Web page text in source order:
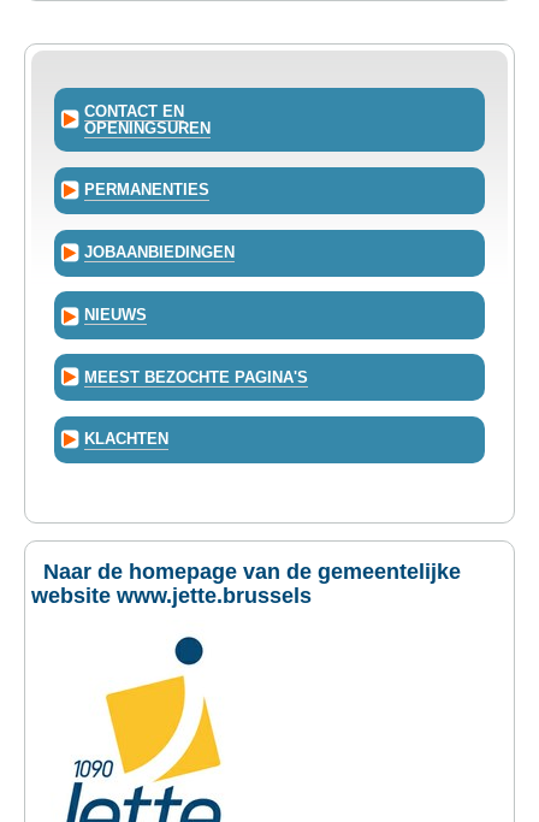
CONTACT EN
OPENINGSUREN
PERMANENTIES
JOBAANBIEDINGEN
NIEUWS
MEEST BEZOCHTE PAGINA'S
KLACHTEN
Naar de homepage van de gemeentelijke
website www.jette.brussels